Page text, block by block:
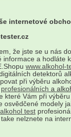
internetové
že jste se u nás
informace a hodláte
www.alkohol-
detektorů
při výběru
profesionálních a
které Vám při
osvědčené modely
alkohol test
nelznete na